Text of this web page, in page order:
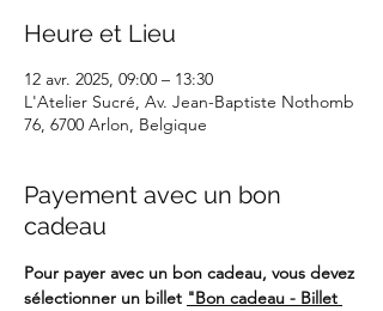
Heure et Lieu
12 avr. 2025, 09:00 – 13:30
L'Atelier Sucré, Av. Jean-Baptiste Nothomb
76, 6700 Arlon, Belgique
Payement avec un bon
cadeau
Pour payer avec un bon cadeau, vous devez
sélectionner un billet "Bon cadeau - Billet